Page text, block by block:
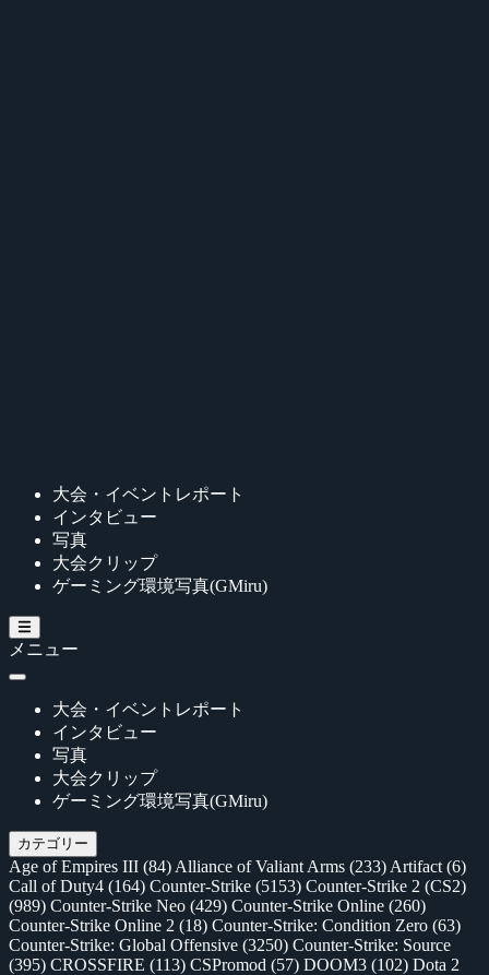
大会・イベントレポート
インタビュー
写真
大会クリップ
ゲーミング環境写真(GMiru)
メニュー
大会・イベントレポート
インタビュー
写真
大会クリップ
ゲーミング環境写真(GMiru)
カテゴリー
Age of Empires III (84) Alliance of Valiant Arms (233) Artifact (6)
Call of Duty4 (164) Counter-Strike (5153) Counter-Strike 2 (CS2)
(989) Counter-Strike Neo (429) Counter-Strike Online (260)
Counter-Strike Online 2 (18) Counter-Strike: Condition Zero (63)
Counter-Strike: Global Offensive (3250) Counter-Strike: Source
(395) CROSSFIRE (113) CSPromod (57) DOOM3 (102) Dota 2